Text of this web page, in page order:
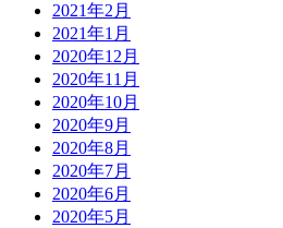
2021年2月
2021年1月
2020年12月
2020年11月
2020年10月
2020年9月
2020年8月
2020年7月
2020年6月
2020年5月